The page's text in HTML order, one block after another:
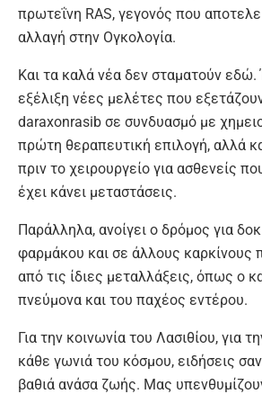
πρωτεΐνη RAS, γεγονός που
αλλαγή στην Ογκολογία.
Και τα καλά νέα δεν σταματούν εδώ.
εξέλιξη νέες μελέτες που
daraxonrasib σε συνδυασμό με
πρώτη θεραπευτική επιλογή, αλλά
πριν το χειρουργείο για ασθενείς
έχει κάνει μεταστάσεις.
Παράλληλα, ανοίγει ο δρόμος για
φαρμάκου και σε άλλους καρκίνους
από τις ίδιες μεταλλάξεις, όπως ο
πνεύμονα και του παχέος εντέρου.
Για την κοινωνία του Λασιθίου, για
κάθε γωνιά του κόσμου, ειδήσεις σαν
βαθιά ανάσα ζωής. Μας